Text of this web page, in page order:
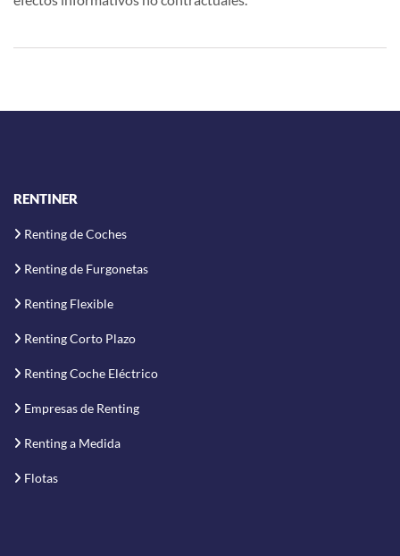
RENTINER
Renting de Coches
Renting de Furgonetas
Renting Flexible
Renting Corto Plazo
Renting Coche Eléctrico
Empresas de Renting
Renting a Medida
Flotas